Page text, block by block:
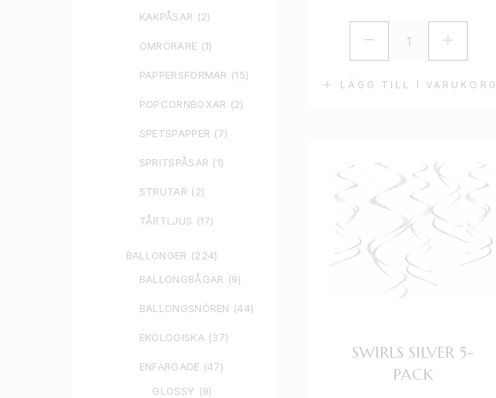
KAKPÅSAR (2)
OMRÖRARE (1)
PAPPERSFORMAR (15)
POPCORNBOXAR (2)
SPETSPAPPER (7)
SPRITSPÅSAR (1)
STRUTAR (2)
TÅRTLJUS (17)
BALLONGER (224)
BALLONGBÅGAR (9)
BALLONGSNÖREN (44)
EKOLOGISKA (37)
ENFÄRGADE (47)
GLOSSY (9)
LÄGG TILL I VARUKORG
SWIRLS SILVER 5-
PACK